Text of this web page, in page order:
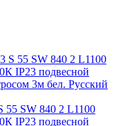
SW 840 2 L1100
IP23 подвесной